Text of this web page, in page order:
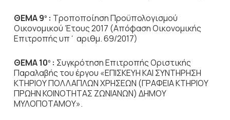
ΘΕΜΑ 9ο: Τροποποίηση Προϋπολογισμού
Οικονομικού Έτους 2017 (Απόφαση Οικονομικής
Επιτροπής υπ΄ αριθμ. 69/2017)
ΘΕΜΑ 10ο: Συγκρότηση Επιτροπής Οριστικής
Παραλαβής του έργου «ΕΠΙΣΚΕΥΗ ΚΑΙ ΣΥΝΤΗΡΗΣΗ
ΚΤΗΡΙΟΥ ΠΟΛΛΑΠΛΩΝ ΧΡΗΣΕΩΝ (ΓΡΑΦΕΙΑ ΚΤΗΡΙΟΥ
ΠΡΩΗΝ ΚΟΙΝΟΤΗΤΑΣ ΖΩΝΙΑΝΩΝ) ΔΗΜΟΥ
ΜΥΛΟΠΟΤΑΜΟΥ».